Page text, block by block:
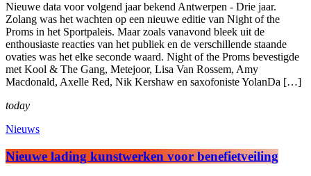
Nieuwe data voor volgend jaar bekend Antwerpen - Drie jaar.
Zolang was het wachten op een nieuwe editie van Night of the
Proms in het Sportpaleis. Maar zoals vanavond bleek uit de
enthousiaste reacties van het publiek en de verschillende staande
ovaties was het elke seconde waard. Night of the Proms bevestigde
met Kool & The Gang, Metejoor, Lisa Van Rossem, Amy
Macdonald, Axelle Red, Nik Kershaw en saxofoniste YolanDa […]
today
Nieuws
Nieuwe lading kunstwerken voor benefietveiling